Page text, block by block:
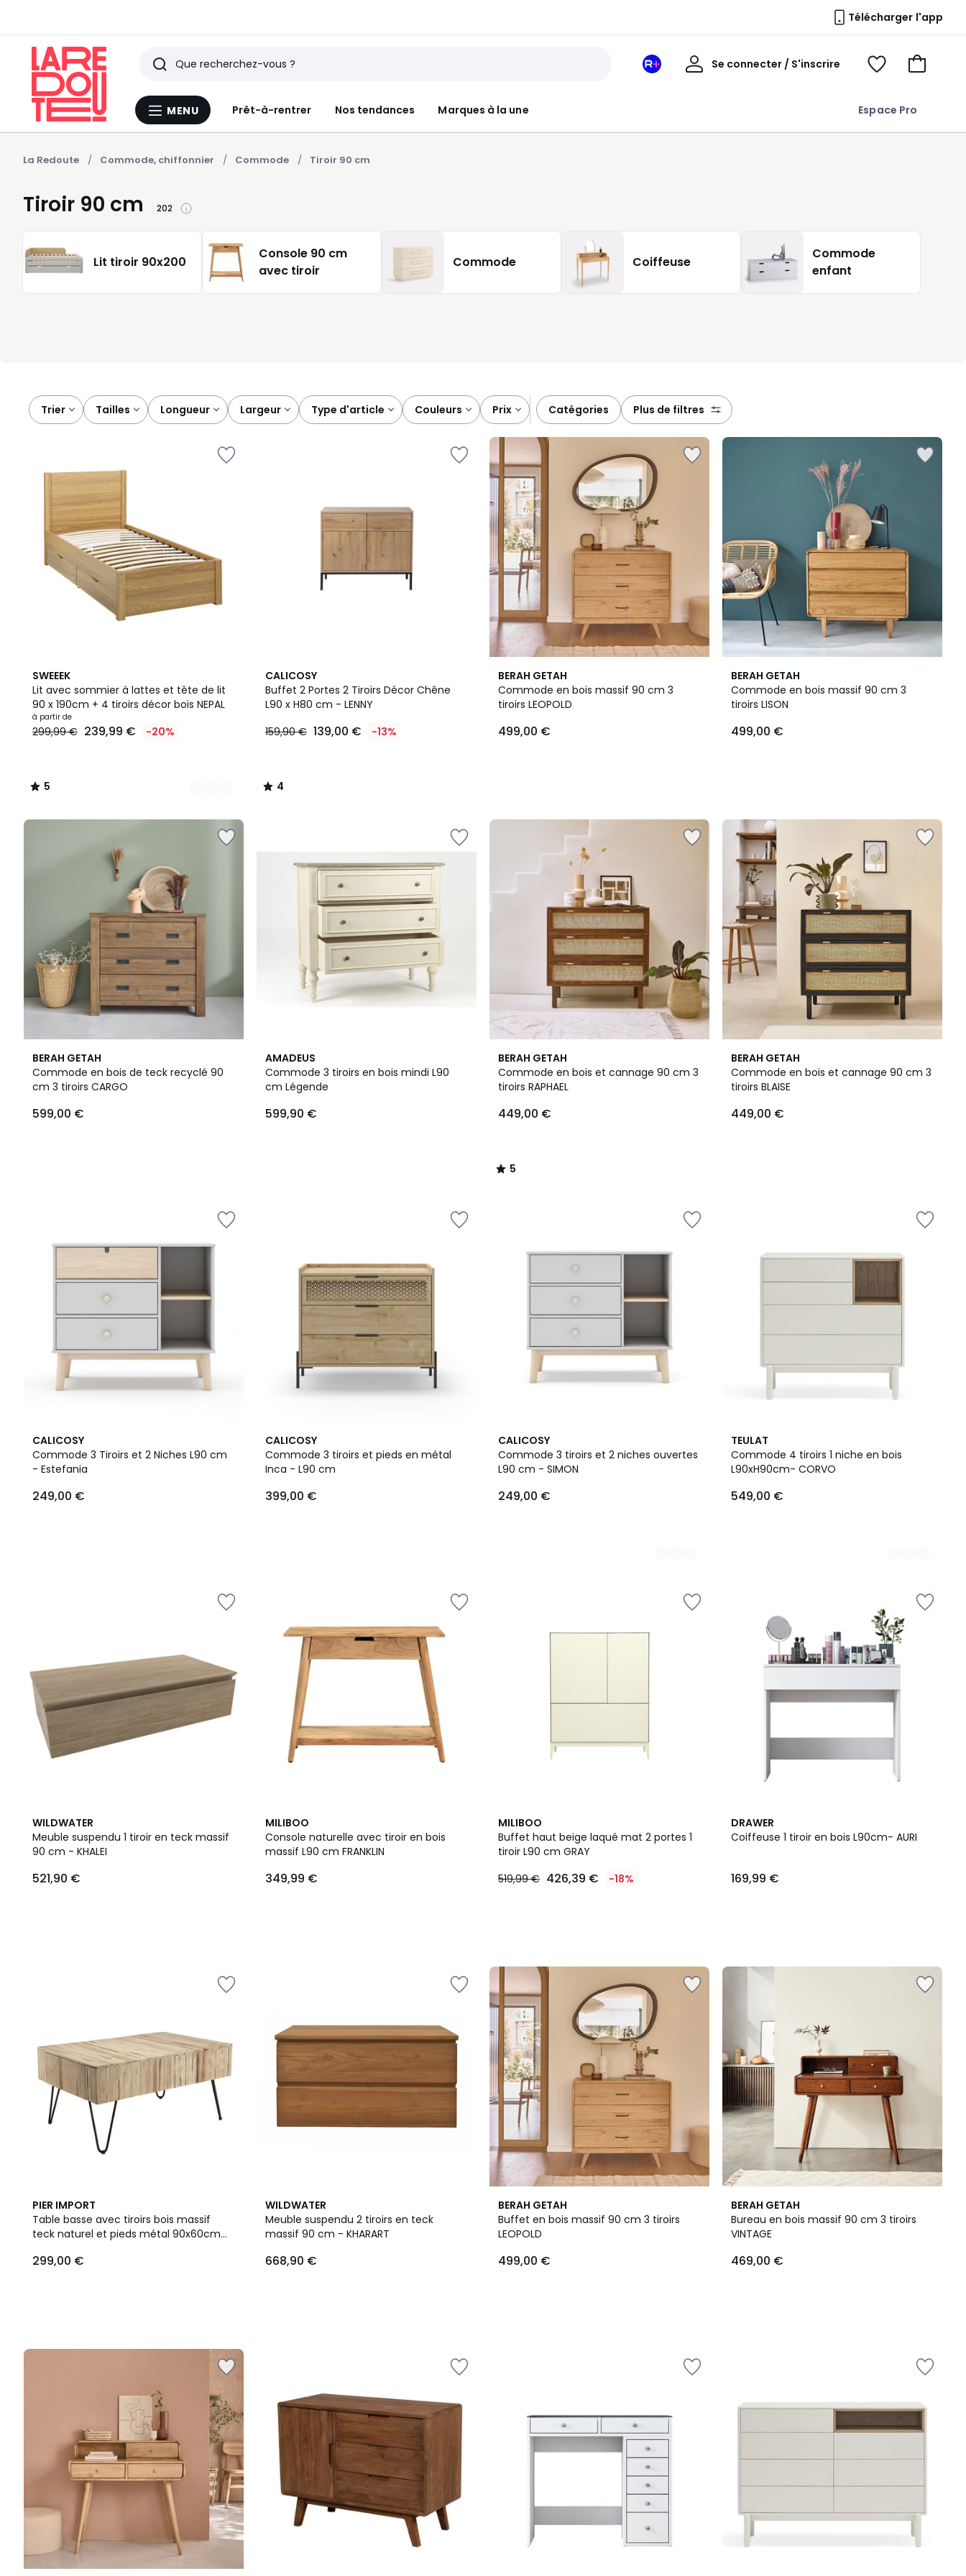
Télécharger l'app
Menu
MENU Prêt-à-rentrer Nos tendances Marques à la une Espace Pro
Rechercher
Derniers
articles
vus
Mon
Se connecter / S'inscrire
Mon
Voir
Voir
La Redoute Commode, chiffonnier Commode Tiroir 90 cm
Tiroir 90 cm 202
Lit tiroir 90x200
Console 90 cm
avec tiroir
Commode Coiffeuse
Commode
enfant
Trier tailles longueur largeur type d'article couleurs prix catégories plus de filtres
SWEEEK
Lit avec sommier à lattes et tête de lit
90 x 190cm + 4 tiroirs décor bois NEPAL
Prix
à
€
lieu
appliquée.
à partir de
299,99 € 239,99 € -20%
5
/
5
2
Couleurs
5
/
CALICOSY
Buffet 2 Portes 2 Tiroirs Décor Chêne
L90 x H80 cm - LENNY
159,90 € 139,00 € -13%
4
/
5
4
/
BERAH GETAH
Commode en bois massif 90 cm 3
tiroirs LEOPOLD
499,00 €
BERAH GETAH
Commode en bois massif 90 cm 3
tiroirs LISON
499,00 €
BERAH GETAH
Commode en bois de teck recyclé 90
cm 3 tiroirs CARGO
599,00 €
AMADEUS
Commode 3 tiroirs en bois mindi L90
cm Légende
599,90 €
BERAH GETAH
Commode en bois et cannage 90 cm 3
tiroirs RAPHAEL
449,00 €
5
/
5
5
/
BERAH GETAH
Commode en bois et cannage 90 cm 3
tiroirs BLAISE
449,00 €
CALICOSY
Commode 3 Tiroirs et 2 Niches L90 cm
- Estefania
249,00 €
CALICOSY
Commode 3 tiroirs et pieds en métal
Inca - L90 cm
399,00 €
CALICOSY
Commode 3 tiroirs et 2 niches ouvertes
L90 cm - SIMON
249,00 €
2
Couleurs
TEULAT
Commode 4 tiroirs 1 niche en bois
L90xH90cm- CORVO
549,00 €
3
Couleurs
WILDWATER
Meuble suspendu 1 tiroir en teck massif
90 cm - KHALEI
521,90 €
MILIBOO
Console naturelle avec tiroir en bois
massif L90 cm FRANKLIN
349,99 €
MILIBOO
Buffet haut beige laqué mat 2 portes 1
tiroir L90 cm GRAY
519,99 € 426,39 € -18%
DRAWER
Coiffeuse 1 tiroir en bois L90cm- AURI
169,99 €
PIER IMPORT
Table basse avec tiroirs bois massif
teck naturel et pieds métal 90x60cm
299,00 €
WILDWATER
Meuble suspendu 2 tiroirs en teck
massif 90 cm - KHARART
668,90 €
BERAH GETAH
Buffet en bois massif 90 cm 3 tiroirs
LEOPOLD
499,00 €
BERAH GETAH
Bureau en bois massif 90 cm 3 tiroirs
VINTAGE
469,00 €